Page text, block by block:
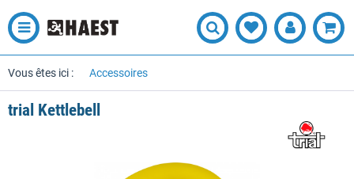
Vous êtes ici : Accessoires
trial Kettlebell